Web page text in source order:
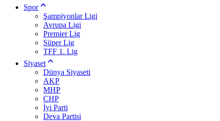
Spor
Şampiyonlar Ligi
Avrupa Ligi
Premier Lig
Süper Lig
TFF 1. Lig
Siyaset
Dünya Siyaseti
AKP
MHP
CHP
İyi Parti
Deva Partisi